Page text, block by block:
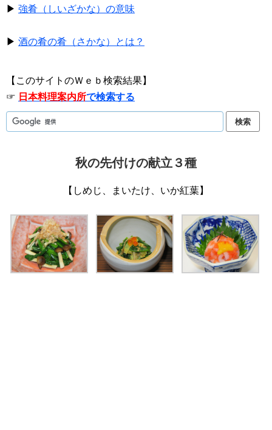
▶ 強肴（しいざかな）の意味
▶ 酒の肴の肴（さかな）とは？
【このサイトのＷｅｂ検索結果】
☞ 日本料理案内所で検索する
秋の先付けの献立３種
【しめじ、まいたけ、いか紅葉】